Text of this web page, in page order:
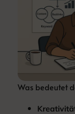
Was bedeutet